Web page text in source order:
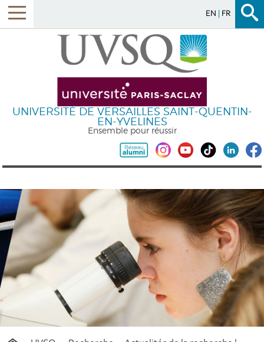
EN FR
UNIVERSITÉ DE VERSAILLES SAINT-QUENTIN-
EN-YVELINES
Ensemble pour réussir